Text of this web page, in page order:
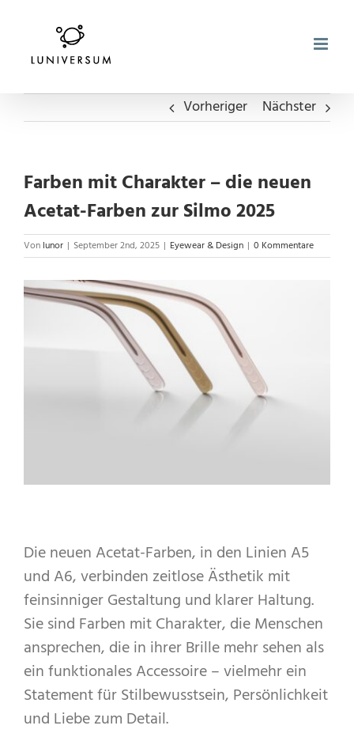
springen
Vorheriger Nächster
Farben mit Charakter – die neuen
Acetat-Farben zur Silmo 2025
Von lunor | September 2nd, 2025 | Eyewear & Design | 0 Kommentare
Die neuen Acetat-Farben, in den Linien A5
und A6, verbinden zeitlose Ästhetik mit
feinsinniger Gestaltung und klarer Haltung.
Sie sind Farben mit Charakter, die Menschen
ansprechen, die in ihrer Brille mehr sehen als
ein funktionales Accessoire – vielmehr ein
Statement für Stilbewusstsein, Persönlichkeit
und Liebe zum Detail.